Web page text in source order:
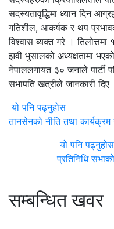
सदस्यतावृद्धिमा ध्यान दिन
गतिशील, आकर्षक र थप
विश्वास ब्यक्त गरे ।
झवी भुसालको अध्यक्षतामा
नेपाललगायत ३० जनाले पार्टी
सभापति खत्रीले जानकारी दिए
यो पनि पढ्नुहोस
तानसेनको नीति तथा
यो पनि पढ्नुहोस
प्रतिनिधि
सम्बन्धित खवर